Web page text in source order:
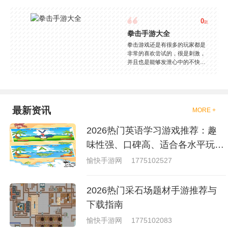
0款
拳击手游大全
拳击游戏还是有很多的玩家都是
非常的喜欢尝试的，很是刺激，
并且也是能够发泄心中的不快
够去进行体验的，我们也是能够
就是收集了一些有意思的拳击游
戏，相信你们一定会喜欢的。
最新资讯 MORE +
2026热门英语学习游戏推荐：趣
味性强、口碑高、适合各水平玩家
的英语游戏合集
愉快手游网 1775102527
2026热门采石场题材手游推荐与
下载指南
愉快手游网 1775102083